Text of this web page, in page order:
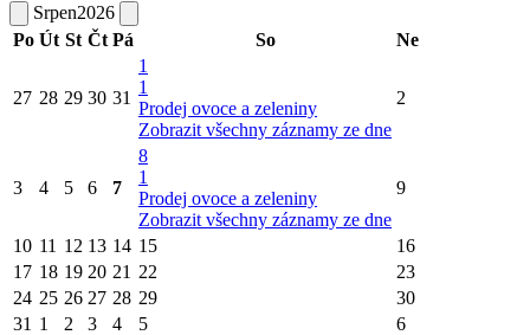
Srpen2026
Po Út St Čt Pá So Ne
27 28 29 30 31
1
1
Prodej ovoce a zeleniny
Zobrazit všechny záznamy ze dne
2
3 4 5 6 7
8
1
Prodej ovoce a zeleniny
Zobrazit všechny záznamy ze dne
9
10 11 12 13 14 15
16
17 18 19 20 21 22
23
24 25 26 27 28 29
30
31 1 2 3 4 5 6